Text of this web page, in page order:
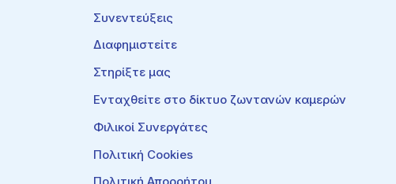
Συνεντεύξεις
Διαφημιστείτε
Στηρίξτε μας
Ενταχθείτε στο δίκτυο ζωντανών καμερών
Φιλικοί Συνεργάτες
Πολιτική Cookies